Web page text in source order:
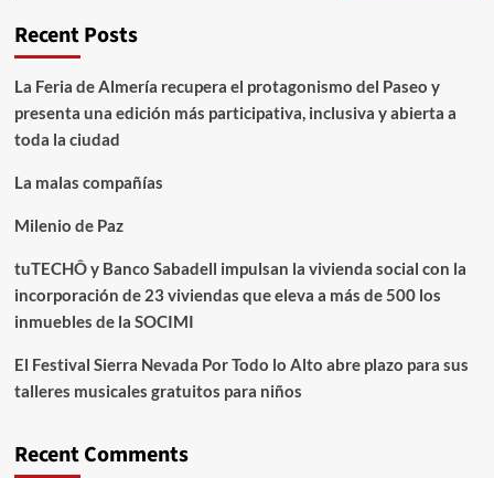
Recent Posts
La Feria de Almería recupera el protagonismo del Paseo y
presenta una edición más participativa, inclusiva y abierta a
toda la ciudad
La malas compañías
Milenio de Paz
tuTECHÔ y Banco Sabadell impulsan la vivienda social con la
incorporación de 23 viviendas que eleva a más de 500 los
inmuebles de la SOCIMI
El Festival Sierra Nevada Por Todo lo Alto abre plazo para sus
talleres musicales gratuitos para niños
Recent Comments